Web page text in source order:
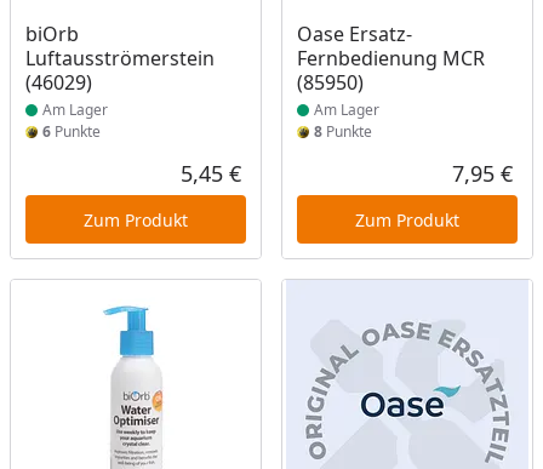
biOrb
Luftausströmerstein
(46029)
Produkt am Lager
Am Lager
6 Punkte
Aktueller Preis
5,45 €
Zum Produkt
Oase Ersatz-
Fernbedienung MCR
(85950)
Produkt am Lager
Am Lager
8Punkte
7,95 €
Zum Produkt